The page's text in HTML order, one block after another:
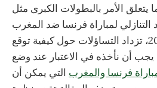
الأمر بالبطولات الكبرى مثل
التنازلي لمباراة فرنسا ضد المغرب
في كأس العالم 2026، تزداد التساؤلات حول كيفية توقع
يجب أن نأخذه في الاعتبار عند وضع
فرنسا والمغرب التي يمكن أن